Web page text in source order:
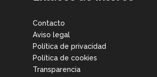
Contacto
Aviso legal
Política de privacidad
Política de cookies
Transparencia